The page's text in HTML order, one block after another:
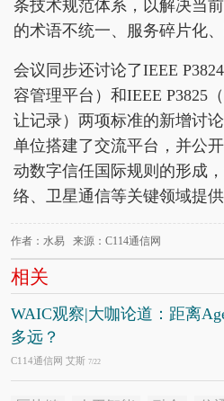
条技术规范体系，以解决当
的术语不统一、服务碎片化
会议同步还讨论了IEEE
容管理平台）和IEEE P3825
让记录）两项标准的新增讨
单位搭建了交流平台，并公
动数字信任国际规则的形成
络、卫星通信等关键领域提
作者：水易 来源：C114通信网
相关
WAIC观察|大咖论道：距离
多远？
C114通信网 艾斯 7/22